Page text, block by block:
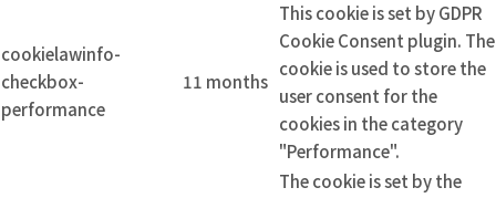
cookielawinfo-
checkbox-
performance
11 months
This cookie is set by GDPR
Cookie Consent plugin. The
cookie is used to store the
user consent for the
cookies in the category
"Performance".
The cookie is set by the